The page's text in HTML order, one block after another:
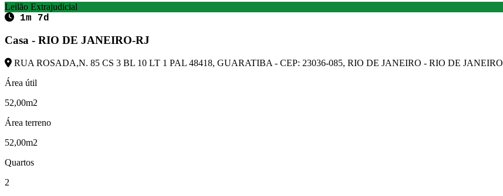
Leilão Extrajudicial
1m 7d
Casa - RIO DE JANEIRO-RJ
RUA ROSADA,N. 85 CS 3 BL 10 LT 1 PAL 48418, GUARATIBA - CEP: 23036-085, RIO DE JANEIRO - RIO DE JANEIRO
Área útil
52,00m2
Área terreno
52,00m2
Quartos
2